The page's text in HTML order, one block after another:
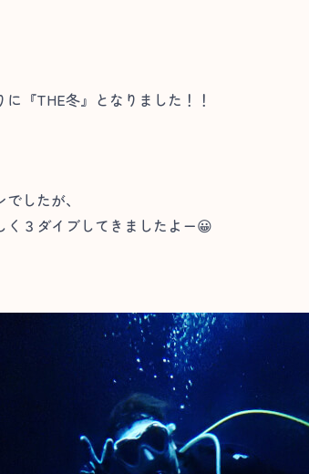
『THE冬』となりました！！
したが、
３ダイブしてきましたよー😀